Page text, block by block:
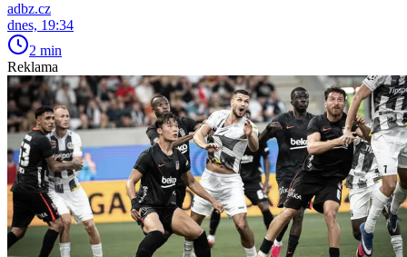
adbz.cz
dnes, 19:34
2 min
Reklama